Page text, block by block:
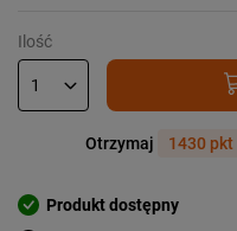
Ilość
Otrzymaj 1430 pkt
Produkt dostępny